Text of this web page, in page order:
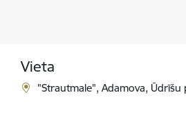
Vieta
"Strautmale", Adamova, Ūdrīšu